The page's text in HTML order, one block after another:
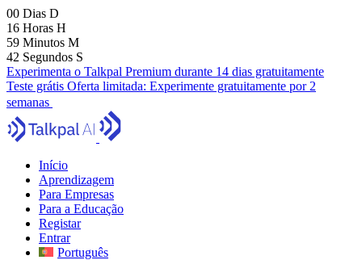
00 Dias D
16 Horas H
59 Minutos M
41 Segundos S
Experimenta o Talkpal Premium durante 14 dias gratuitamente
Teste grátis Oferta limitada: Experimente gratuitamente por 2
semanas
Início
Aprendizagem
Para Empresas
Para a Educação
Registar
Entrar
Português